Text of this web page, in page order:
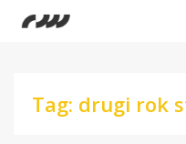
Tag: drugi rok